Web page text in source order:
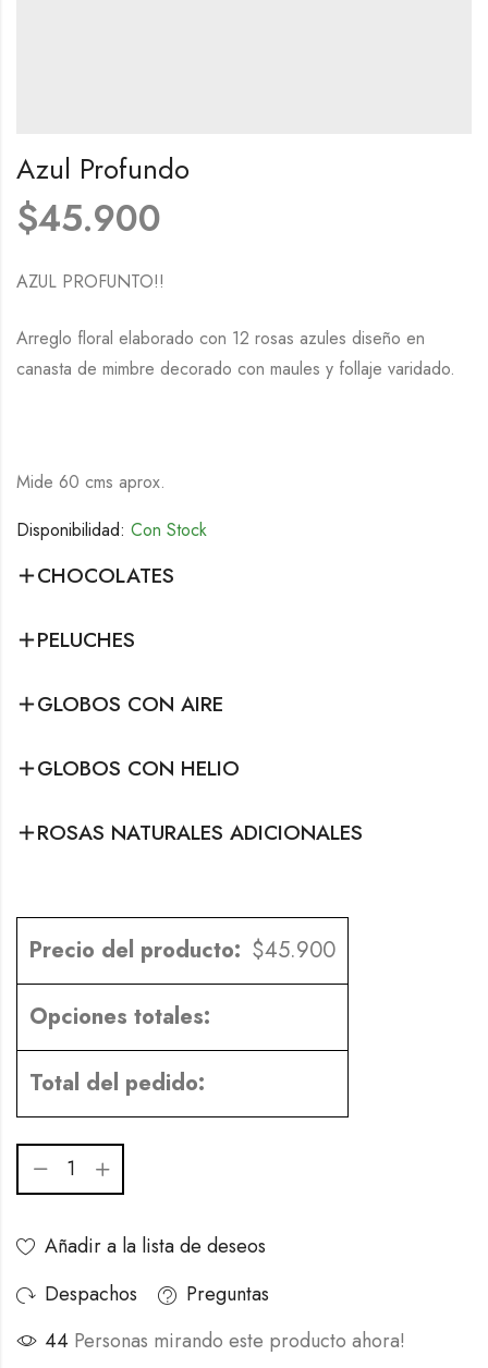
Azul Profundo
$45.900
AZUL PROFUNTO!!
Arreglo floral elaborado con 12 rosas azules diseño en
canasta de mimbre decorado con maules y follaje varidado.
Mide 60 cms aprox.
Disponibilidad: Con Stock
CHOCOLATES
PELUCHES
GLOBOS CON AIRE
GLOBOS CON HELIO
ROSAS NATURALES ADICIONALES
Precio del producto: $45.900
Opciones totales:
Total del pedido:
Añadir a la lista de deseos
Despachos
Preguntas
44 Personas mirando este producto ahora!